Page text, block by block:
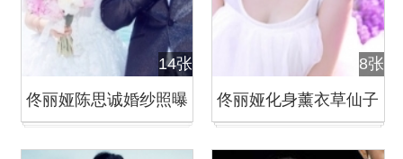
14张
佟丽娅陈思诚婚纱照曝
8张
佟丽娅化身薰衣草仙子